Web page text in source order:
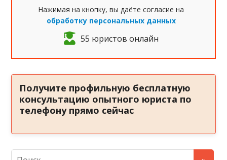
Нажимая на кнопку, вы даёте согласие на
обработку персональных данных
55 юристов онлайн
Получите профильную бесплатную
консультацию опытного юриста по
телефону прямо сейчас